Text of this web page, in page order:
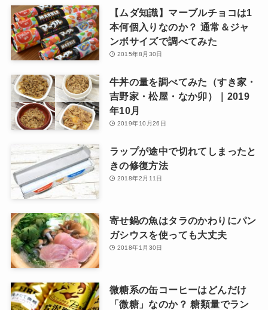
【ムダ知識】マーブルチョコは1
本何個入りなのか？ 通常＆ジャ
ンボサイズで調べてみた
2015年8月30日
牛丼の量を調べてみた（すき家・
吉野家・松屋・なか卯）｜2019
年10月
2019年10月26日
ラップが途中で切れてしまったと
きの修復方法
2018年2月11日
寄せ鍋の魚はタラのかわりにパン
ガシウスを使っても大丈夫
2018年1月30日
微糖系の缶コーヒーはどんだけ
「微糖」なのか？ 糖類量でラン